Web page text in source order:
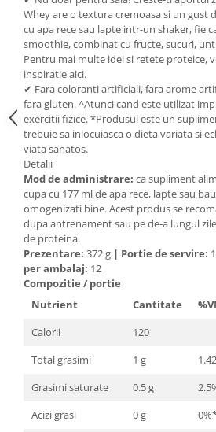
Cătină
Chlorella
Colina
Electroliti
Produse Apicole
Cacao
Whey are o textura cremoasa si un gust
cu apa rece sau lapte intr-un shaker, fie
smoothie, combinat cu fructe, sucuri,
Pentru mai multe idei si retete proteice,
inspiratie aici.
✔ Fara coloranti artificiali, fara arome
fara gluten. ^Atunci cand este utilizat
exercitii fizice. *Produsul este un
trebuie sa inlocuiasca o dieta variata si
viata sanatos.
Detalii
Mod de administrare: ca supliment
cupa cu 177 ml de apa rece, lapte sau
omogenizati bine. Acest produs se
dupa antrenament sau pe de-a lungul
de proteina.
Prezentare: 372 g | Portie de servire:
per ambalaj: 12
Compozitie / portie
Nutrient
Cantitate
Calorii
120
Total grasimi
1 g
Grasimi saturate
0.5 g
Acizi grasi
0 g